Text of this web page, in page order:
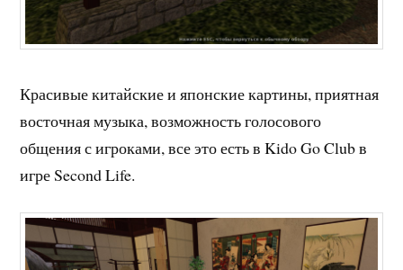
Красивые китайские и японские картины, приятная
восточная музыка, возможность голосового
общения с игроками, все это есть в Kido Go Club в
игре Second Life.